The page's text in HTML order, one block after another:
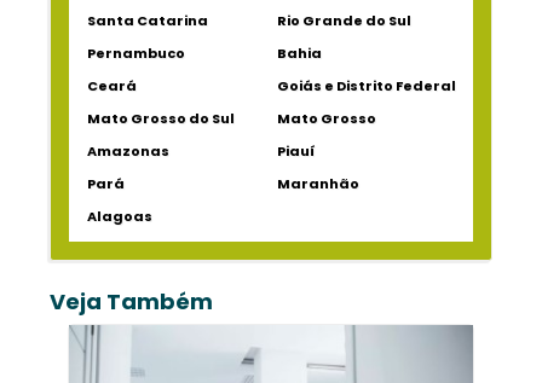
Santa Catarina
Rio Grande do Sul
Pernambuco
Bahia
Ceará
Goiás e Distrito Federal
Mato Grosso do Sul
Mato Grosso
Amazonas
Piauí
Pará
Maranhão
Alagoas
Veja Também